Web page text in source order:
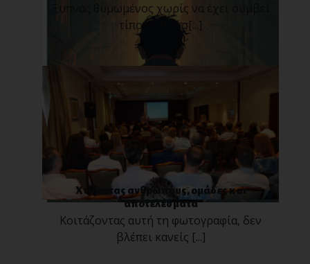
Ξυπνάς θυμωμένος χωρίς να έχει συμβεί
τίποτα; Πρόσ[...]
Χτίζοντας ανθρώπους, ομάδες και
αποτελέσματα
Κοιτάζοντας αυτή τη φωτογραφία, δεν
βλέπει κανείς [...]